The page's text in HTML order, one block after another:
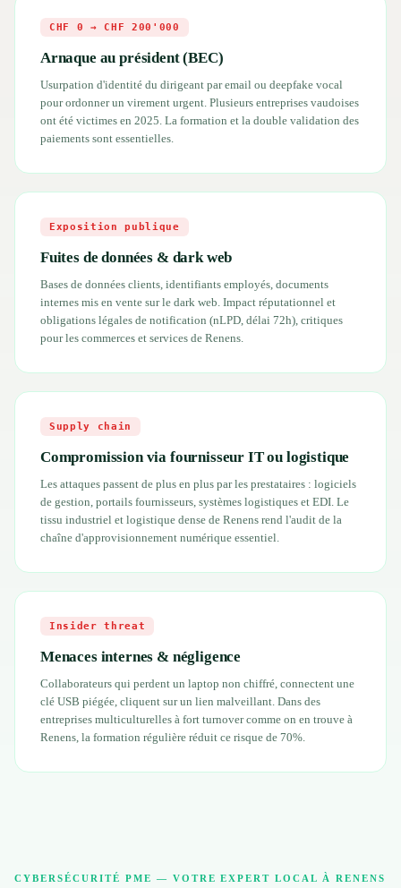
CHF 0 → CHF 200'000
Arnaque au président (BEC)
Usurpation d'identité du dirigeant par email ou deepfake vocal
pour ordonner un virement urgent. Plusieurs entreprises vaudoises
ont été victimes en 2025. La formation et la double validation des
paiements sont essentielles.
Exposition publique
Fuites de données & dark web
Bases de données clients, identifiants employés, documents
internes mis en vente sur le dark web. Impact réputationnel et
obligations légales de notification (nLPD, délai 72h), critiques
pour les commerces et services de Renens.
Supply chain
Compromission via fournisseur IT ou logistique
Les attaques passent de plus en plus par les prestataires : logiciels
de gestion, portails fournisseurs, systèmes logistiques et EDI. Le
tissu industriel et logistique dense de Renens rend l'audit de la
chaîne d'approvisionnement numérique essentiel.
Insider threat
Menaces internes & négligence
Collaborateurs qui perdent un laptop non chiffré, connectent une
clé USB piégée, cliquent sur un lien malveillant. Dans des
entreprises multiculturelles à fort turnover comme on en trouve à
Renens, la formation régulière réduit ce risque de 70%.
CYBERSÉCURITÉ PME — VOTRE EXPERT LOCAL À RENENS